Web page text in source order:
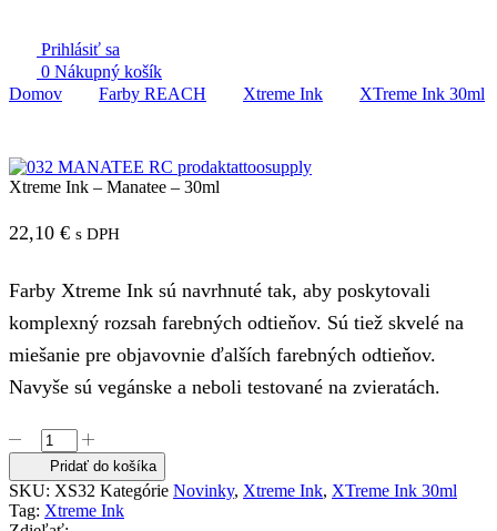
Prihlásiť sa
0 Nákupný košík
Domov
Farby REACH Xtreme Ink XTreme Ink 30ml
Xtreme Ink – Manatee – 30ml
22,10 € s DPH
Farby Xtreme Ink sú navrhnuté tak, aby poskytovali
komplexný rozsah farebných odtieňov. Sú tiež skvelé na
miešanie pre objavovnie ďalších farebných odtieňov.
Navyše sú vegánske a neboli testované na zvieratách.
množstvo
Xtreme
Ink
-
Manatee
Pridať do košíka
SKU: XS32 Kategórie Novinky, Xtreme Ink, XTreme Ink 30ml
Tag: Xtreme Ink